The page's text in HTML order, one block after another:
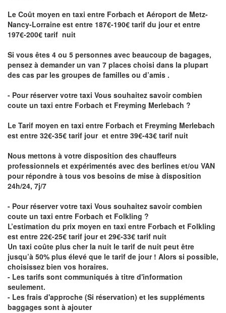
Le Coût moyen en taxi entre Forbach et Aéroport de Metz-
Nancy-Lorraine est entre 187€-190€ tarif du jour et entre
197€-200€ tarif nuit
Si vous êtes 4 ou 5 personnes avec beaucoup de bagages,
pensez à demander un van 7 places choisi dans la plupart
des cas par les groupes de familles ou d’amis .
- Pour réserver votre taxi Vous souhaitez savoircombien
coute un taxi entre Forbach et Freyming Merlebach ?
Le Tarif moyen en taxi entre Forbach et Freyming Merlebach
est entre 32€-35€ tarif jour et entre 39€-43€ tarif nuit
Nous mettons à votre disposition des chauffeurs
professionnels et expérimentés avec des berlines et/ou VAN
pour répondre à tous vos besoins de mise à disposition
24h/24, 7j/7
- Pour réserver votre taxi Vous souhaitez savoircombien
coute un taxi entre Forbach et Folkling ?
L’estimation du prix moyen en taxi entre Forbach et Folkling
est entre 22€-25€ tarif jour et 29€-33€ tarif nuit
Un taxi coûte plus cher la nuit le tarif de nuit peut être
jusqu’à 50% plus élevé que le tarif de jour ! Alors si possible,
choisissez bien vos horaires.
- Les tarifs sont communiqués à titre d'information
seulement.
- Les frais d'approche (Si réservation) et les suppléments
baggages sont à ajouter